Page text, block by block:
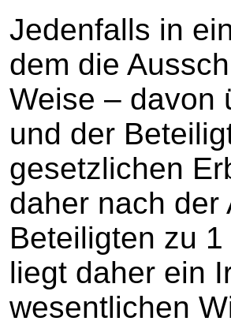
Jedenfalls in
dem die
Weise – davon
und der
gesetzlichen
daher nach der
Beteiligten zu
liegt daher ein
wesentlichen